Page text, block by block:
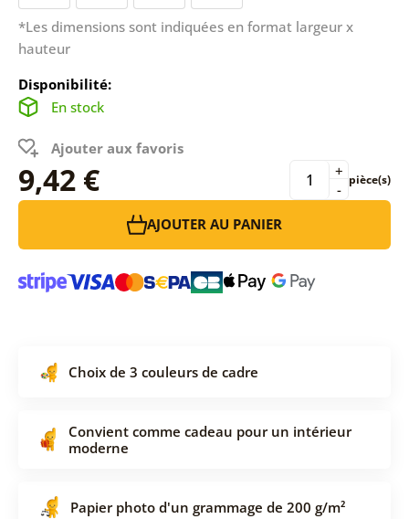
*Les dimensions sont indiquées en format largeur x
hauteur
Disponibilité:
En stock
Ajouter aux favoris
9,42 € -
+ pièce(s)
AJOUTER AU PANIER
Choix de 3 couleurs de cadre
Convient comme cadeau pour un intérieur
moderne
Papier photo d'un grammage de 200 g/m²